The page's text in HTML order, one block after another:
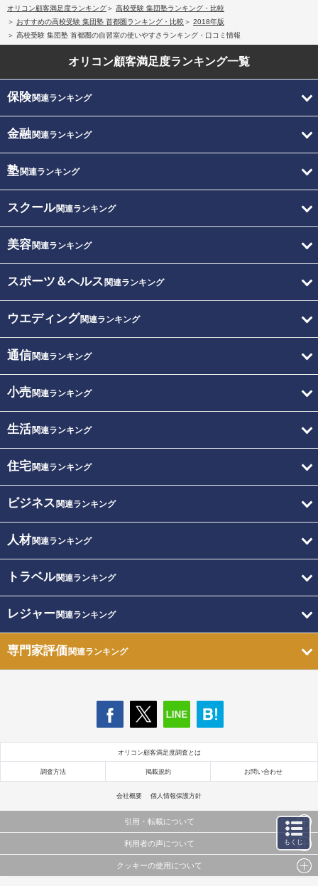
オリコン顧客満足度ランキング
高校受験 集団塾ランキング・比較
おすすめの高校受験 集団塾 首都圏ランキング・比較
2018年版
高校受験 集団塾 首都圏の自習室の使いやすさランキング・口コミ情報
オリコン顧客満足度ランキング一覧
保険関連ランキング
金融関連ランキング
塾関連ランキング
スクール関連ランキング
美容関連ランキング
スポーツ＆ヘルス 関連ランキング
ウエディング関連ランキング
通信関連ランキング
小売関連ランキング
生活関連ランキング
住宅関連ランキング
ビジネス 関連ランキング
人材関連ランキング
トラベル関連ランキング
レジャー関連ランキング
専門家評価関連ランキング
オリコン顧客満足度調査とは
調査方法 掲載規約 お問い合わせ
会社概要 個人情報保護方針
引用・転載について
当サイトで公開されている情報（文字、写真、イラスト、画像データ等）及びこれらの配置・
これらの情報を権利者の許可なく無断転載・複製などの二次利用を行うことは固く禁じており
利用者の声について
当サイトに掲載している内容はすべてサービスの利用者が提出された見解・感想です。
クッキーの使用について
もくじ